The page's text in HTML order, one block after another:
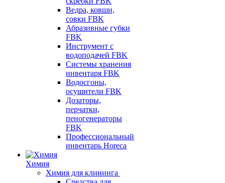
Ведра, ковши,
совки FBK
Абразивные губки
FBK
Инструмент с
водоподачей FBK
Системы хранения
инвентаря FBK
Водосгоны,
осушители FBK
Дозаторы,
перчатки,
пеногенераторы
FBK
Профессиональный
инвентарь Horeca
Химия
Химия для клининга